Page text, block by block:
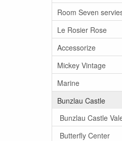
Room Seven
Le Rosier Rose
Accessorize
Mickey Vintage
Marine
Bunzlau Castle
Bunzlau Castle
Butterfly Center